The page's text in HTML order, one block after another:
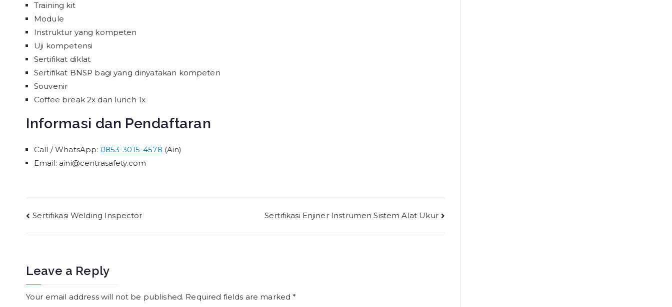
Training kit
Module
Instruktur yang kompeten
Uji kompetensi
Sertifikat diklat
Sertifikat BNSP bagi yang dinyatakan kompeten
Souvenir
Coffee break 2x dan lunch 1x
Informasi dan Pendaftaran
Call / WhatsApp: 0853-3015-4578 (Ain)
Email: aini@centrasafety.com
Post
navigation
Sertifikasi Welding Inspector Sertifikasi Enjiner Instrumen Sistem Alat Ukur
Leave a Reply
Your email address will not be published. Required fields are marked*